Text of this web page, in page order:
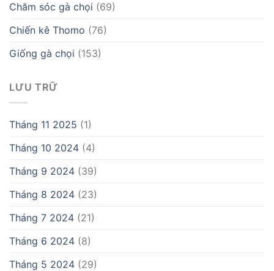
Chăm sóc gà chọi (69)
Chiến kê Thomo (76)
Giống gà chọi (153)
LƯU TRỮ
Tháng 11 2025 (1)
Tháng 10 2024 (4)
Tháng 9 2024 (39)
Tháng 8 2024 (23)
Tháng 7 2024 (21)
Tháng 6 2024 (8)
Tháng 5 2024 (29)